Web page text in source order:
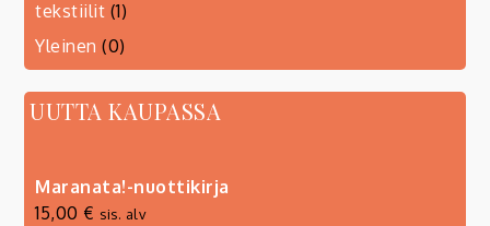
tekstiilit (1)
Yleinen (0)
UUTTA KAUPASSA
Maranata!-nuottikirja
15,00 € sis. alv